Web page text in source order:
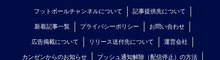
フットボールチャンネルについて 記事提供先について
新着記事一覧 プライバシーポリシー お問い合わせ
広告掲載について リリース送付先について 運営会社
カンゼンからのお知らせ プッシュ通知解除（配信停止）の方法